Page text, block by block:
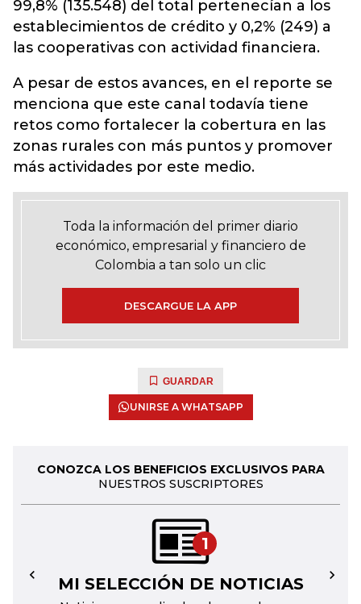
99,8% (135.548) del total pertenecían a los
establecimientos de crédito y 0,2% (249) a
las cooperativas con actividad financiera.
A pesar de estos avances, en el reporte se
menciona que este canal todavía tiene
retos como fortalecer la cobertura en las
zonas rurales con más puntos y promover
más actividades por este medio.
Toda la información del primer diario
económico, empresarial y financiero de
Colombia a tan solo un clic
DESCARGUE LA APP
GUARDAR
UNIRSE A WHATSAPP
CONOZCA LOS BENEFICIOS EXCLUSIVOS PARA
NUESTROS SUSCRIPTORES
1
MI SELECCIÓN DE NOTICIAS
← →